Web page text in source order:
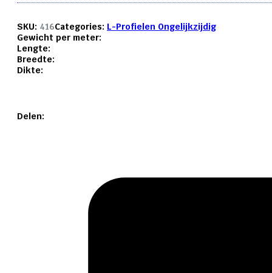
SKU: 416Categories: L-Profielen Ongelijkzijdig
Gewicht per meter:
Lengte:
Breedte:
Dikte:
Delen: